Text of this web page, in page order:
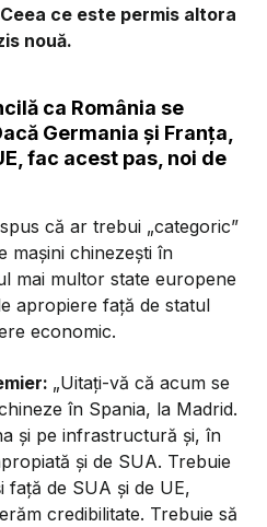
Ceea ce este permis altora
nouă.
ca România se
Germania și Franța,
fac acest pas, noi de
că ar trebui „categoric”
mașini chinezești în
mai multor state europene
apropiere față de statul
economic.
„Uitați-vă că acum se
în Spania, la Madrid.
și pe infrastructură și, în
și de SUA. Trebuie
de SUA și de UE,
credibilitate. Trebuie să